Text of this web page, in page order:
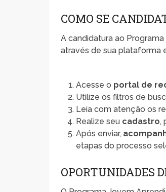
COMO SE
A candidatura ao
através de sua plataforma
Acesse o portal de
Utilize os filtros de
Leia com atenção os
Realize seu cadastro,
Após enviar,
etapas do processo
OPORTUNIDADES